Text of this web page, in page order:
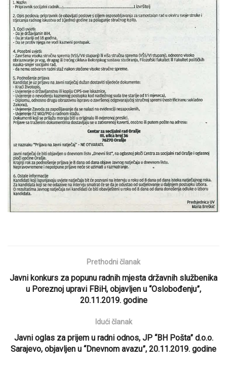
Prethodni članak
Javni konkurs za popunu radnih mjesta državnih službenika
u Poreznoj upravi FBiH, objavljen u “Oslobođenju”,
20.11.2019. godine
Idući članak
Javni oglas za prijem u radni odnos, JP “BH Pošta” d.o.o.
Sarajevo, objavljen u “Dnevnom avazu”, 20.11.2019. godine